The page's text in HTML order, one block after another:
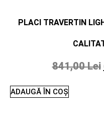
PLACI TRAVERTIN
841,00Lei
ADAUGĂ ÎN COȘ